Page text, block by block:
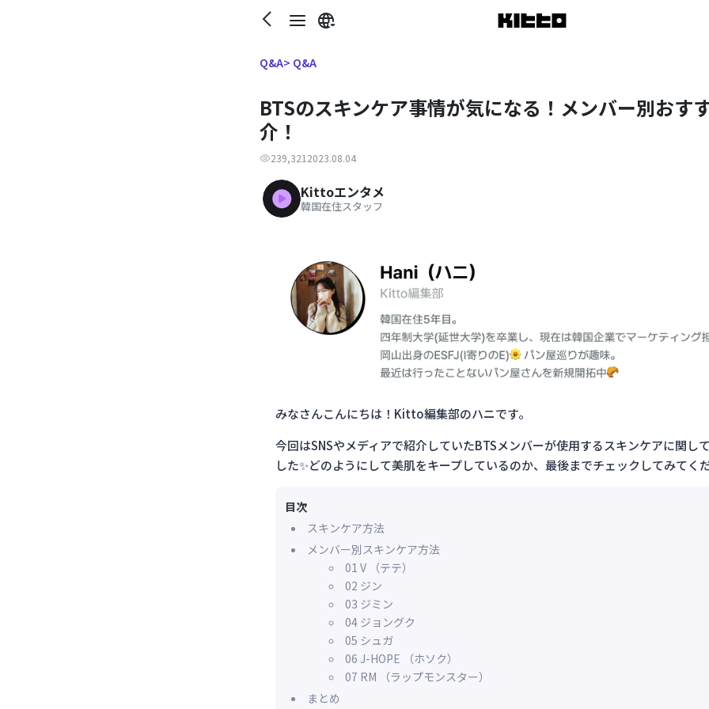
Q&A> Q&A
BTSのスキンケア事情が気になる！メンバー別おす
介！
239,321 2023.08.04
Kittoエンタメ
韓国在住スタッフ
みなさんこんにちは！Kitto編集部のハニです。
今回はSNSやメディアで紹介していたBTSメンバーが使用するスキンケアに関し
した✨どのようにして美肌をキープしているのか、最後までチェックしてみてく
目次
スキンケア方法
メンバー別スキンケア方法
01 V （テテ）
02 ジン
03 ジミン
04 ジョングク
05 シュガ
06 J-HOPE （ホソク）
07 RM （ラップモンスター）
まとめ